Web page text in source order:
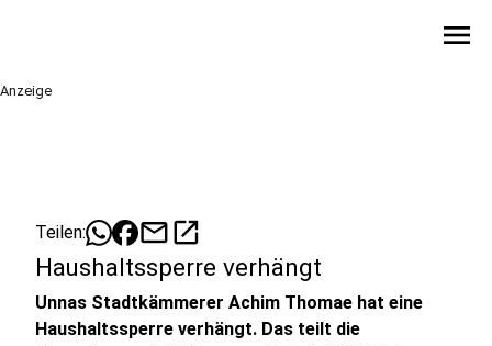
menu
Anzeige
Teilen: mailopen_in_new
Haushaltssperre verhängt
Unnas Stadtkämmerer Achim Thomae hat eine
Haushaltssperre verhängt. Das teilt die